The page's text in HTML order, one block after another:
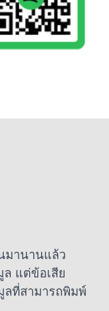
มานานแล้ว
แต่ข้อเสีย
ลที่สามารถพิมพ์